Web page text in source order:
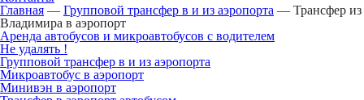
Главная — Групповой трансфер в и из аэропорта — Трансфер из
Владимира в аэропорт
Аренда автобусов и микроавтобусов с водителем
Не удалять !
Групповой трансфер в и из аэропорта
Микроавтобус в аэропорт
Минивэн в аэропорт